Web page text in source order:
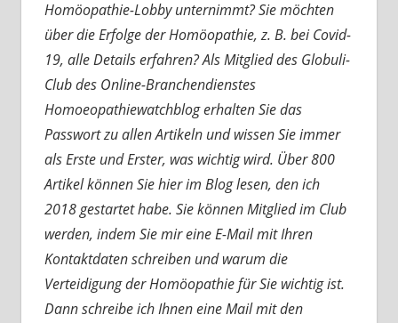
Homöopathie-Lobby unternimmt? Sie möchten
über die Erfolge der Homöopathie, z. B. bei Covid-
19, alle Details erfahren? Als Mitglied des Globuli-
Club des Online-Branchendienstes
Homoeopathiewatchblog erhalten Sie das
Passwort zu allen Artikeln und wissen Sie immer
als Erste und Erster, was wichtig wird. Über 800
Artikel können Sie hier im Blog lesen, den ich
2018 gestartet habe. Sie können Mitglied im Club
werden, indem Sie mir eine E-Mail mit Ihren
Kontaktdaten schreiben und warum die
Verteidigung der Homöopathie für Sie wichtig ist.
Dann schreibe ich Ihnen eine Mail mit den